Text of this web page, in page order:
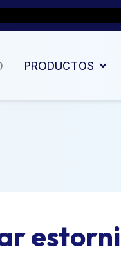
PRODUCTOS